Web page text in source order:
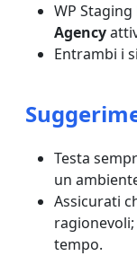
WP Staging
Agency
Entrambi i
Testa
un
Assicurati
tempo.